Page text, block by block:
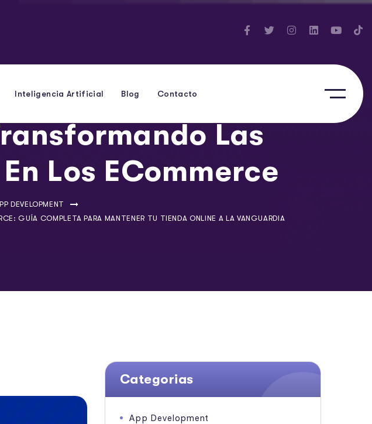
Inteligencia Artificial Blog Contacto
Las
Los ECommerce
DEVELOPMENT
GUÍA COMPLETA PARA MANTENER TU TIENDA ONLINE A LA VANGUARDIA
Categorias
App Development